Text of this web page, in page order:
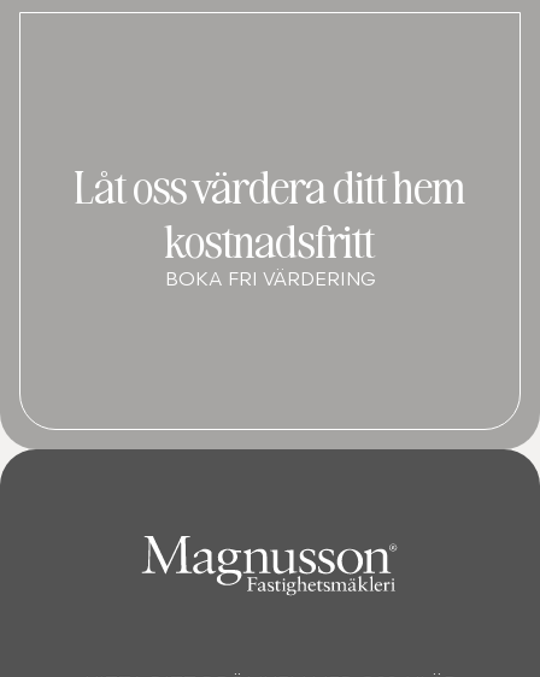
Låt oss värdera ditt hem
kostnadsfritt
BOKA FRI VÄRDERING